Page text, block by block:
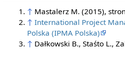
↑ Mastalerz M. (2015),
↑ International Project
Polska (IPMA Polska)
↑ Dałkowski B., Staśto L.,